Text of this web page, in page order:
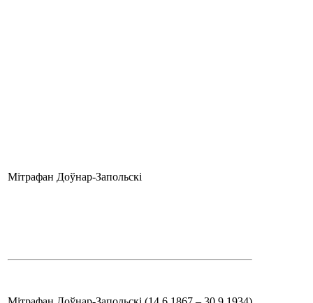
Мітрафан Доўнар-Запольскі